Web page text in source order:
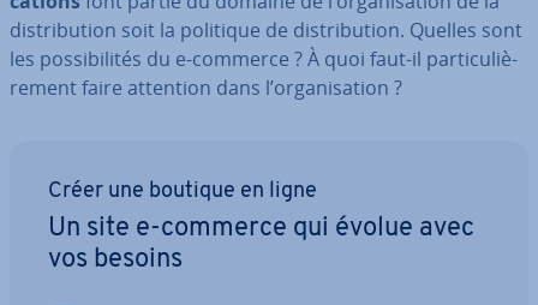
dis­tri­bu­tion soit la politique de dis­tri­bu­tion. Quelles sont
les pos­si­bi­li­tés du e-commerce ? À quoi faut-il par­ti­cu­liè­
re­ment faire attention dans l’or­ga­ni­sa­tion ?
Créer une boutique en ligne
Un site e-commerce qui évolue avec
vos besoins